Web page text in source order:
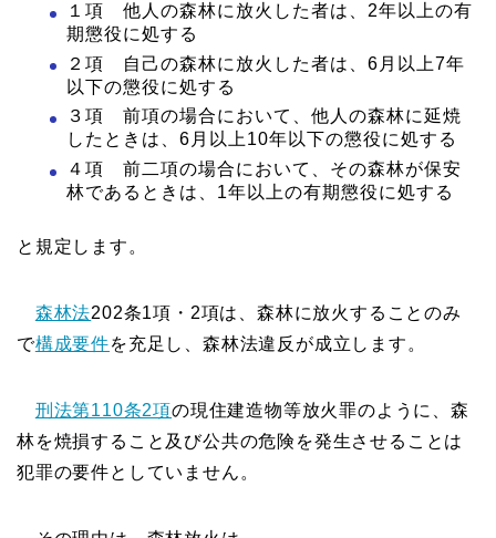
１項 他人の森林に放火した者は、2年以上の有
期懲役に処する
２項 自己の森林に放火した者は、6月以上7年
以下の懲役に処する
３項 前項の場合において、他人の森林に延焼
したときは、6月以上10年以下の懲役に処する
４項 前二項の場合において、その森林が保安
林であるときは、1年以上の有期懲役に処する
と規定します。
森林法202条1項・2項は、森林に放火することのみ
で構成要件を充足し、森林法違反が成立します。
刑法第110条2項の現住建造物等放火罪のように、森
林を焼損すること及び公共の危険を発生させることは
犯罪の要件としていません。